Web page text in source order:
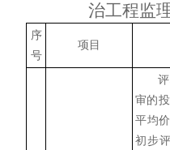
治工程监
序
号
项目
审的
平均
初步